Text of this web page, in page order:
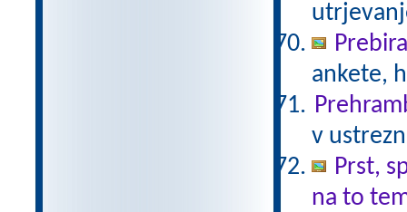
ankete,
v
Prst,
na to